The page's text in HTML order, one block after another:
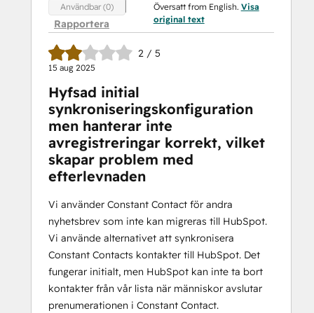
Användbar (0)
Rapportera
Översatt from English. Visa
original text
2 / 5
15 aug 2025
Hyfsad initial
synkroniseringskonfiguration
men hanterar inte
avregistreringar korrekt, vilket
skapar problem med
efterlevnaden
Vi använder Constant Contact för andra
nyhetsbrev som inte kan migreras till HubSpot.
Vi använde alternativet att synkronisera
Constant Contacts kontakter till HubSpot. Det
fungerar initialt, men HubSpot kan inte ta bort
kontakter från vår lista när människor avslutar
prenumerationen i Constant Contact.